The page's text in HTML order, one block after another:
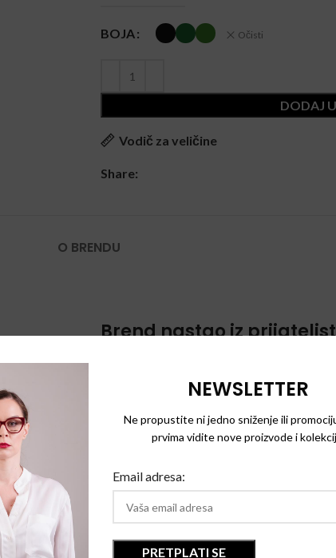
NEWSLETTER
Ne propustite ni jedno sniženje ili
prvima vidite nove proizvode i
Email adresa:
BOJA Očisti
DODAJ
Vodič za veličine
Share:
O BRENDU
Brend nastao iz
Luksuzni britanski brend Cutler and
Graham Cutler i Toni Gross, kombinujući
Od svog osnivanja u modnim danima,
na naočare za sunce i optičke okvire, a
upadljivog logotipa.
Danas brend ima prodavnice u Velikoj
odabranim manjim, optičkim i
Poslednjih 50 godina, kvalitet je ono što
brzine. Proizvodnja se odvija u Italiji, u